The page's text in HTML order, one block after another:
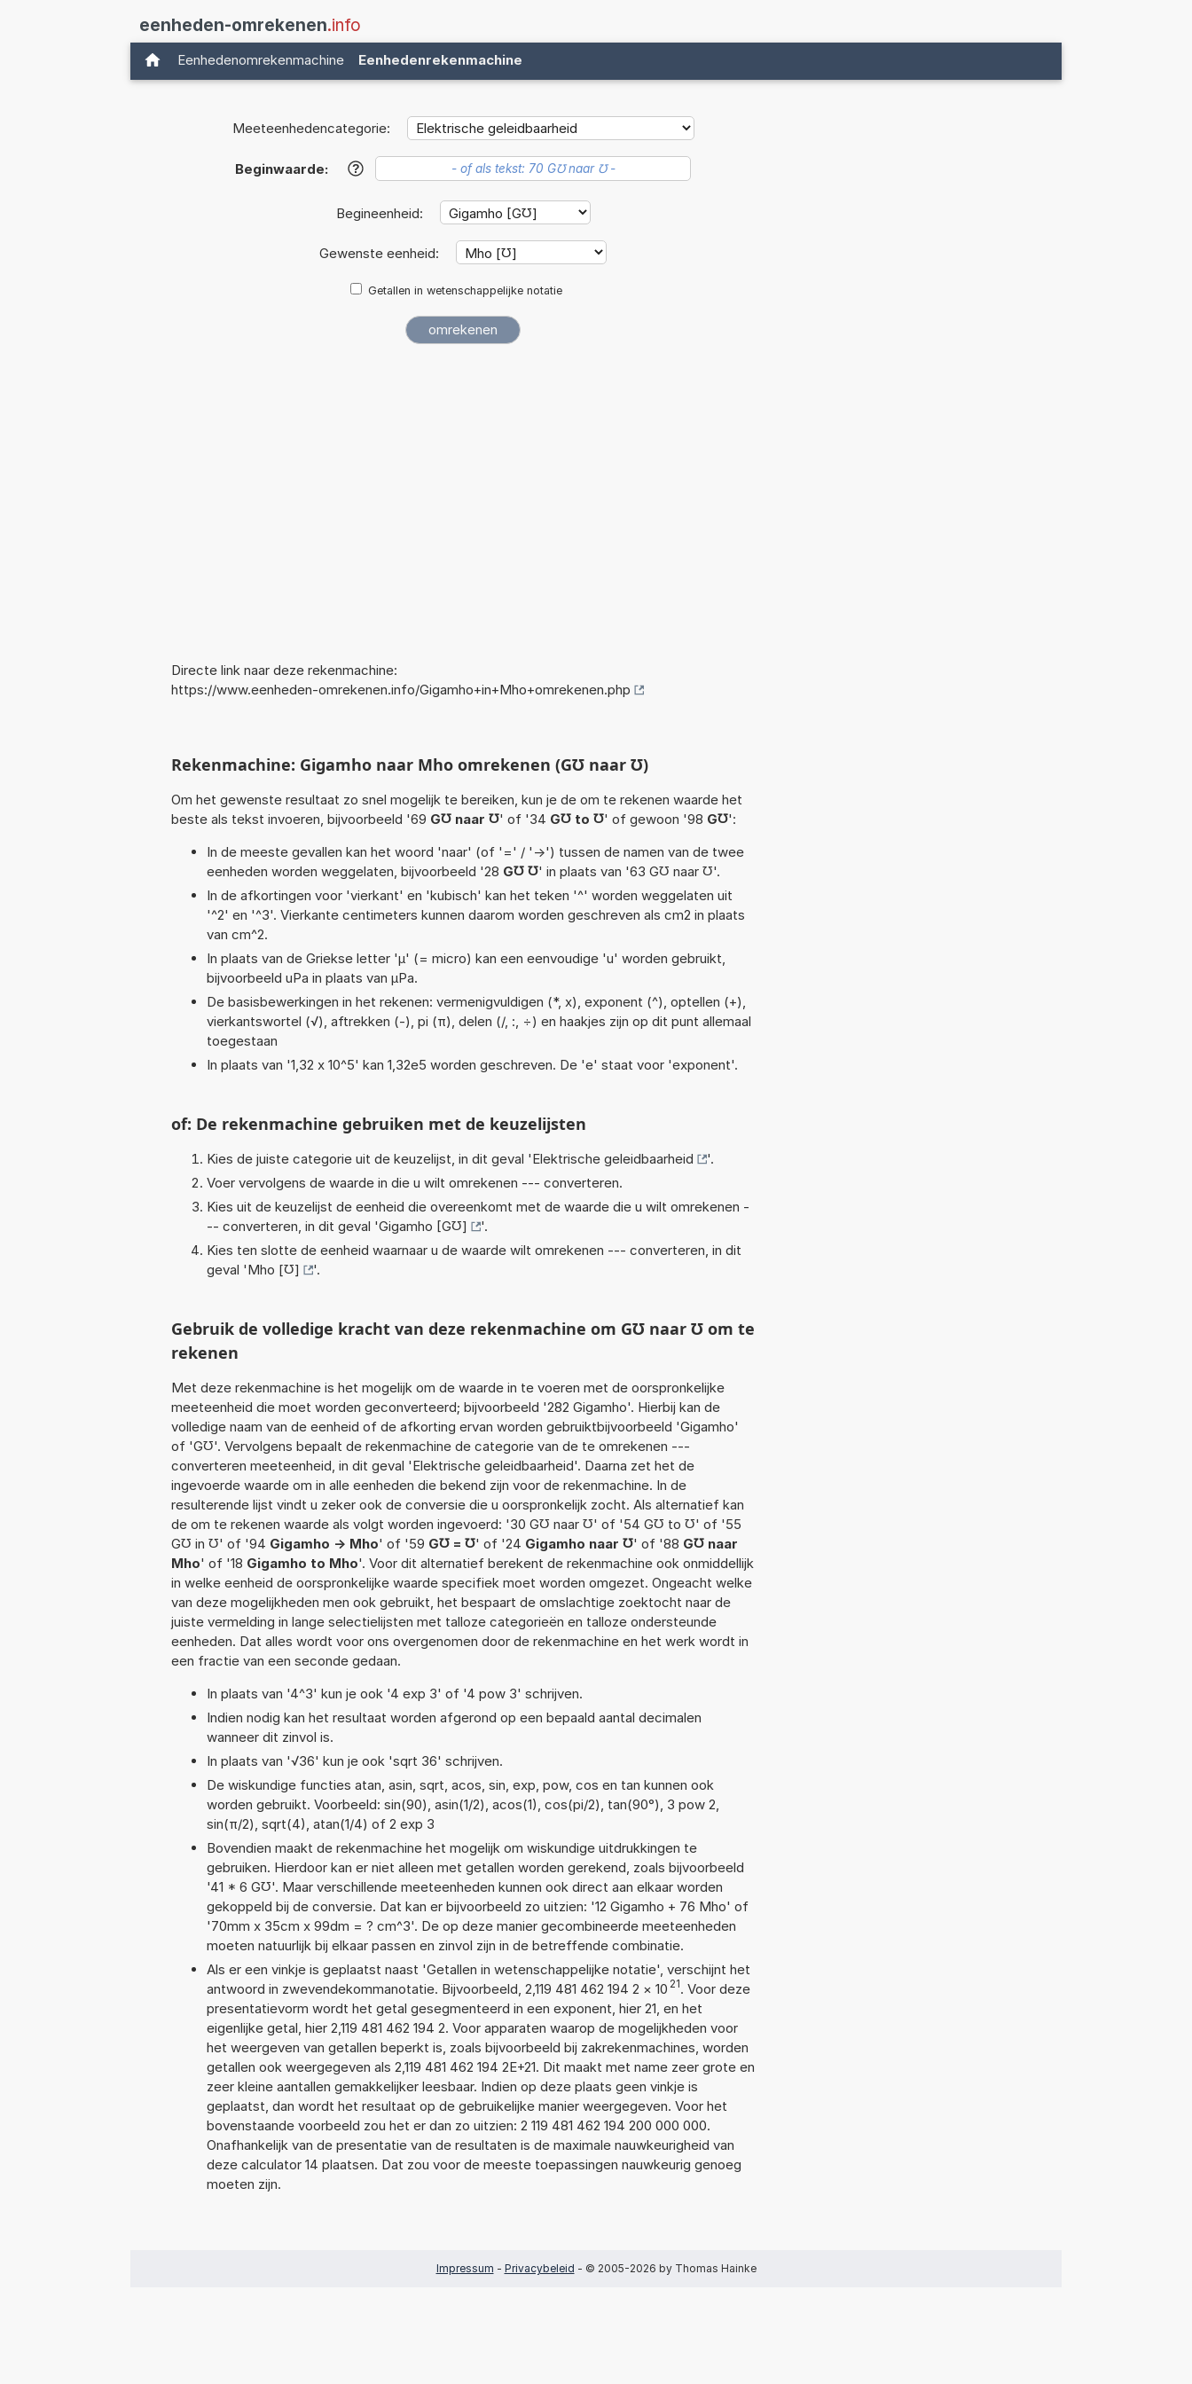
eenheden-omrekenen.info
Eenhedenomrekenmachine Eenhedenrekenmachine
Meeteenhedencategorie:
Beginwaarde: ?
Begineenheid:
Gewenste eenheid:
Getallen in wetenschappelijke notatie
Directe link naar deze rekenmachine:
https://www.eenheden-omrekenen.info/Gigamho+in+Mho+omrekenen.php
Rekenmachine: Gigamho naar Mho omrekenen (G℧ naar ℧)
Om het gewenste resultaat zo snel mogelijk te bereiken, kun je de om te rekenen waarde het
beste als tekst invoeren, bijvoorbeeld '69 G℧ naar ℧' of '34 G℧ to ℧' of gewoon '98 G℧':
In de meeste gevallen kan het woord 'naar' (of '=' / '->') tussen de namen van de twee
eenheden worden weggelaten, bijvoorbeeld '28 G℧ ℧' in plaats van '63 G℧ naar ℧'.
In de afkortingen voor 'vierkant' en 'kubisch' kan het teken '^' worden weggelaten uit
'^2' en '^3'. Vierkante centimeters kunnen daarom worden geschreven als cm2 in plaats
van cm^2.
In plaats van de Griekse letter 'µ' (= micro) kan een eenvoudige 'u' worden gebruikt,
bijvoorbeeld uPa in plaats van µPa.
De basisbewerkingen in het rekenen: vermenigvuldigen (*, x), exponent (^), optellen (+),
vierkantswortel (√), aftrekken (-), pi (π), delen (/, :, ÷) en haakjes zijn op dit punt allemaal
toegestaan
In plaats van '1,32 x 10^5' kan 1,32e5 worden geschreven. De 'e' staat voor 'exponent'.
of: De rekenmachine gebruiken met de keuzelijsten
Kies de juiste categorie uit de keuzelijst, in dit geval 'Elektrische geleidbaarheid
'.
Voer vervolgens de waarde in die u wilt omrekenen --- converteren.
Kies uit de keuzelijst de eenheid die overeenkomt met de waarde die u wilt omrekenen -
-- converteren, in dit geval 'Gigamho [G℧]
'.
Kies ten slotte de eenheid waarnaar u de waarde wilt omrekenen --- converteren, in dit
geval 'Mho [℧] '.
Gebruik de volledige kracht van deze rekenmachine om G℧ naar ℧ om te
rekenen
Met deze rekenmachine is het mogelijk om de waarde in te voeren met de oorspronkelijke
meeteenheid die moet worden geconverteerd; bijvoorbeeld '282 Gigamho'. Hierbij kan de
volledige naam van de eenheid of de afkorting ervan worden gebruiktbijvoorbeeld 'Gigamho'
of 'G℧'. Vervolgens bepaalt de rekenmachine de categorie van de te omrekenen ---
converteren meeteenheid, in dit geval 'Elektrische geleidbaarheid'. Daarna zet het de
ingevoerde waarde om in alle eenheden die bekend zijn voor de rekenmachine. In de
resulterende lijst vindt u zeker ook de conversie die u oorspronkelijk zocht. Als alternatief kan
de om te rekenen waarde als volgt worden ingevoerd: '30 G℧ naar ℧' of '54 G℧ to ℧' of '55
G℧ in ℧' of '94 Gigamho -> Mho' of '59 G℧ = ℧' of '24 Gigamho naar ℧' of '88 G℧ naar
Mho' of '18 Gigamho to Mho'. Voor dit alternatief berekent de rekenmachine ook onmiddellijk
in welke eenheid de oorspronkelijke waarde specifiek moet worden omgezet. Ongeacht welke
van deze mogelijkheden men ook gebruikt, het bespaart de omslachtige zoektocht naar de
juiste vermelding in lange selectielijsten met talloze categorieën en talloze ondersteunde
eenheden. Dat alles wordt voor ons overgenomen door de rekenmachine en het werk wordt in
een fractie van een seconde gedaan.
In plaats van '4^3' kun je ook '4 exp 3' of '4 pow 3' schrijven.
Indien nodig kan het resultaat worden afgerond op een bepaald aantal decimalen
wanneer dit zinvol is.
In plaats van '√36' kun je ook 'sqrt 36' schrijven.
De wiskundige functies atan, asin, sqrt, acos, sin, exp, pow, cos en tan kunnen ook
worden gebruikt. Voorbeeld: sin(90), asin(1/2), acos(1), cos(pi/2), tan(90°), 3 pow 2,
sin(π/2), sqrt(4), atan(1/4) of 2 exp 3
Bovendien maakt de rekenmachine het mogelijk om wiskundige uitdrukkingen te
gebruiken. Hierdoor kan er niet alleen met getallen worden gerekend, zoals bijvoorbeeld
'41 * 6 G℧'. Maar verschillende meeteenheden kunnen ook direct aan elkaar worden
gekoppeld bij de conversie. Dat kan er bijvoorbeeld zo uitzien: '12 Gigamho + 76 Mho' of
'70mm x 35cm x 99dm = ? cm^3'. De op deze manier gecombineerde meeteenheden
moeten natuurlijk bij elkaar passen en zinvol zijn in de betreffende combinatie.
Als er een vinkje is geplaatst naast 'Getallen in wetenschappelijke notatie', verschijnt het
antwoord in zwevendekommanotatie. Bijvoorbeeld, 2,119 481 462 194 2 × 10 21. Voor deze
presentatievorm wordt het getal gesegmenteerd in een exponent, hier 21, en het
eigenlijke getal, hier 2,119 481 462 194 2. Voor apparaten waarop de mogelijkheden voor
het weergeven van getallen beperkt is, zoals bijvoorbeeld bij zakrekenmachines, worden
getallen ook weergegeven als 2,119 481 462 194 2E+21. Dit maakt met name zeer grote en
zeer kleine aantallen gemakkelijker leesbaar. Indien op deze plaats geen vinkje is
geplaatst, dan wordt het resultaat op de gebruikelijke manier weergegeven. Voor het
bovenstaande voorbeeld zou het er dan zo uitzien: 2 119 481 462 194 200 000 000.
Onafhankelijk van de presentatie van de resultaten is de maximale nauwkeurigheid van
deze calculator 14 plaatsen. Dat zou voor de meeste toepassingen nauwkeurig genoeg
moeten zijn.
Impressum - Privacybeleid - © 2005-2026 by Thomas Hainke